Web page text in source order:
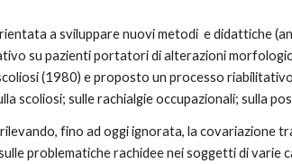
a sviluppare nuovi metodi  e didattiche
su pazienti portatori di alterazioni
(1980) e proposto un processo
scoliosi; sulle rachialgie occupazionali; sulla
fino ad oggi ignorata, la covariazione
problematiche rachidee nei soggetti di